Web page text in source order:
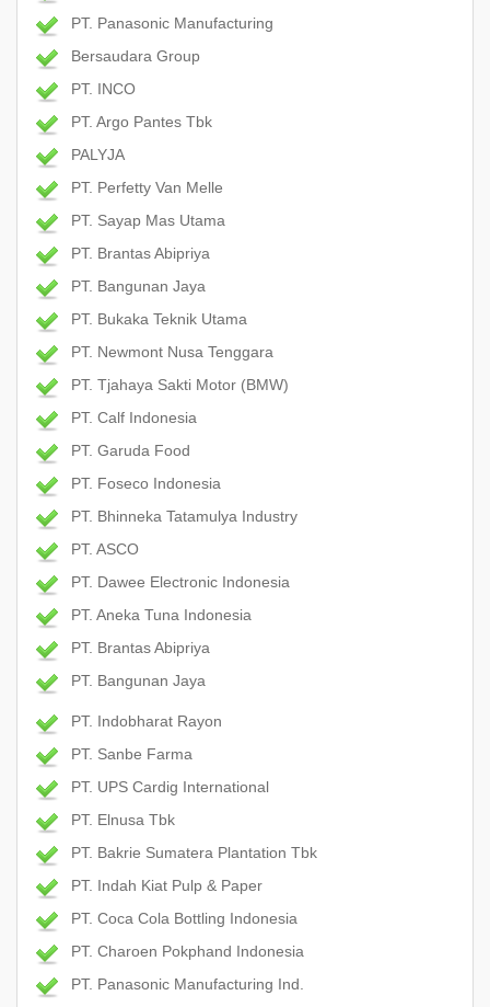
PT. Panasonic Manufacturing
Bersaudara Group
PT. INCO
PT. Argo Pantes Tbk
PALYJA
PT. Perfetty Van Melle
PT. Sayap Mas Utama
PT. Brantas Abipriya
PT. Bangunan Jaya
PT. Bukaka Teknik Utama
PT. Newmont Nusa Tenggara
PT. Tjahaya Sakti Motor (BMW)
PT. Calf Indonesia
PT. Garuda Food
PT. Foseco Indonesia
PT. Bhinneka Tatamulya Industry
PT. ASCO
PT. Dawee Electronic Indonesia
PT. Aneka Tuna Indonesia
PT. Brantas Abipriya
PT. Bangunan Jaya
PT. Indobharat Rayon
PT. Sanbe Farma
PT. UPS Cardig International
PT. Elnusa Tbk
PT. Bakrie Sumatera Plantation Tbk
PT. Indah Kiat Pulp & Paper
PT. Coca Cola Bottling Indonesia
PT. Charoen Pokphand Indonesia
PT. Panasonic Manufacturing Ind.